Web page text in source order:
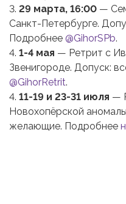
3. 29 марта, 16:00 —
Санкт-Петербурге.
Подробнее @GihorSPb.
4. 1-4 мая — Ретрит с
Звенигороде. Допуск:
@GihorRetrit.
4. 11-19 и 23-31 июля —
Новохопёрской
желающие. Подробнее